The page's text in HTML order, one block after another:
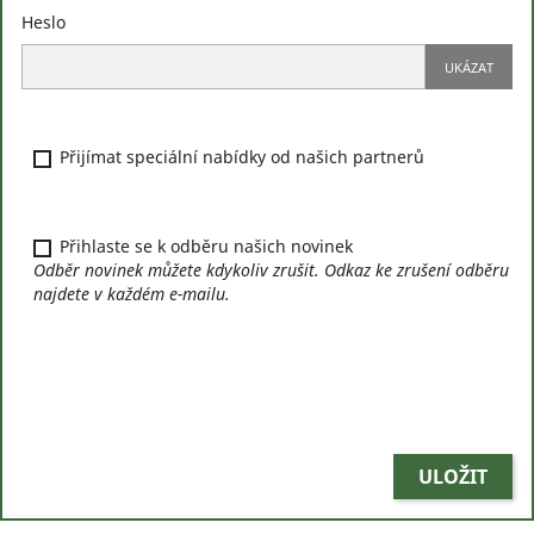
Heslo
UKÁZAT
Přijímat speciální nabídky od našich partnerů
Přihlaste se k odběru našich novinek
Odběr novinek můžete kdykoliv zrušit. Odkaz ke zrušení odběru
najdete v každém e-mailu.
ULOŽIT